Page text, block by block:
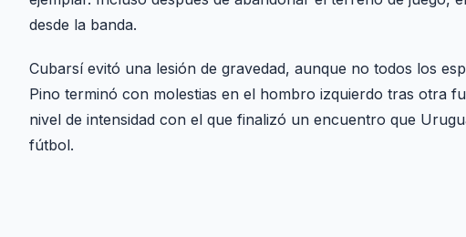
desde la banda.
Cubarsí evitó una lesión de gravedad, aunque no todos los
Pino terminó con molestias en el hombro izquierdo tras otra
nivel de intensidad con el que finalizó un encuentro que
fútbol.